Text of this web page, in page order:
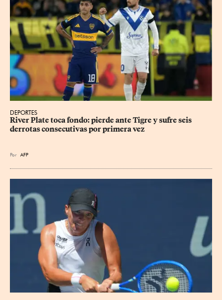
DEPORTES
River Plate toca fondo: pierde ante Tigre y sufre seis
derrotas consecutivas por primera vez
Por AFP